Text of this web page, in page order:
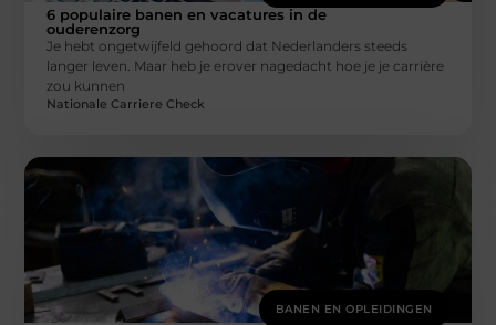
6 populaire banen en vacatures in de
ouderenzorg
Je hebt ongetwijfeld gehoord dat Nederlanders steeds
langer leven. Maar heb je erover nagedacht hoe je je carrière
zou kunnen
Nationale Carriere Check
BANEN EN OPLEIDINGEN